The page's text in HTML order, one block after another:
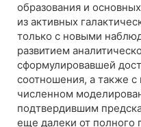
образования и
из активных
только с новыми
развитием
сформулировавшей
соотношения, а также
численном
подтвердившим
еще далеки от полного